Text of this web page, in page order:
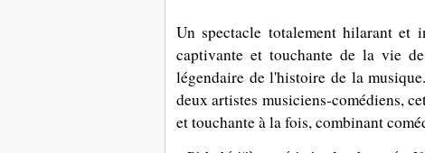
Un spectacle totalement hilarant et
captivante et touchante de la vie
légendaire de l'histoire de la
deux artistes musiciens-comédiens,
et touchante à la fois, combinant